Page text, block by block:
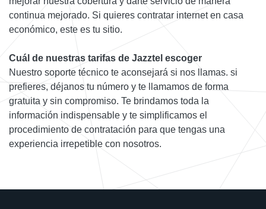
continua mejorado. Si quieres contratar internet en casa
económico, este es tu sitio.
Cuál de nuestras tarifas de Jazztel escoger
Nuestro soporte técnico te aconsejará si nos llamas. si
prefieres, déjanos tu número y te llamamos de forma
gratuita y sin compromiso. Te brindamos toda la
información indispensable y te simplificamos el
procedimiento de contratación para que tengas una
experiencia irrepetible con nosotros.